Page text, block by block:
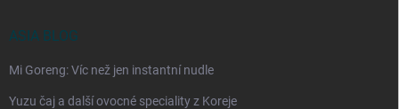
ASIA BLOG
Mi Goreng: Víc než jen instantní nudle
Yuzu čaj a další ovocné speciality z Koreje